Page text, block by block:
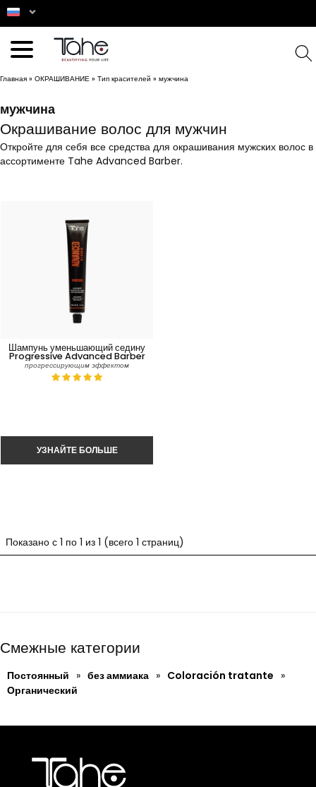
Главная » ОКРАШИВАНИЕ » Тип красителей » мужчина
мужчина
Окрашивание волос для мужчин
Откройте для себя все средства для окрашивания мужских волос в
ассортименте Tahe Advanced Barber.
Шампунь уменьшающий седину
Progressive Advanced Barber
прогрессирующим эффектом
Показано с 1 по 1 из 1 (всего 1 страниц)
Смежные категории
Постоянный » без аммиака » Coloración tratante »
Органический